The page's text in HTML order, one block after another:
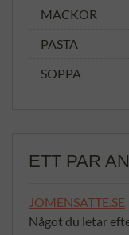
MACKOR
PASTA
SOPPA
ETT PAR
JOMENSATTE.SE
Något du letar